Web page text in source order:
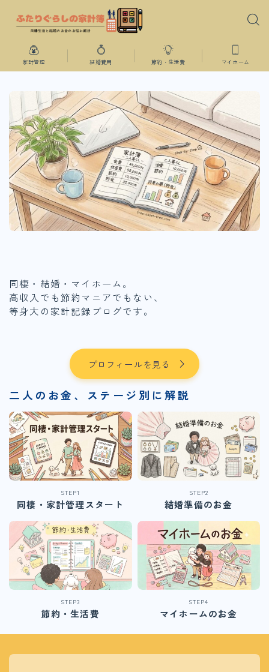
家計管理 結婚費用 節約・生活費 マイホーム
同棲・結婚・マイホーム。
高収入でも節約マニアでもない、
等身大の家計記録ブログです。
プロフィールを見る
二人のお金、ステージ別に解説
STEP1
同棲・家計管理スタート
STEP2
結婚準備のお金
STEP3
節約・生活費
STEP4
マイホームのお金